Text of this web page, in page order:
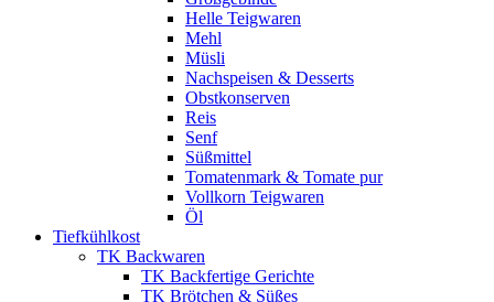
Helle Teigwaren
Mehl
Müsli
Nachspeisen & Desserts
Obstkonserven
Reis
Senf
Süßmittel
Tomatenmark & Tomate pur
Vollkorn Teigwaren
Öl
Tiefkühlkost
TK Backwaren
TK Backfertige Gerichte
TK Brötchen & Süßes